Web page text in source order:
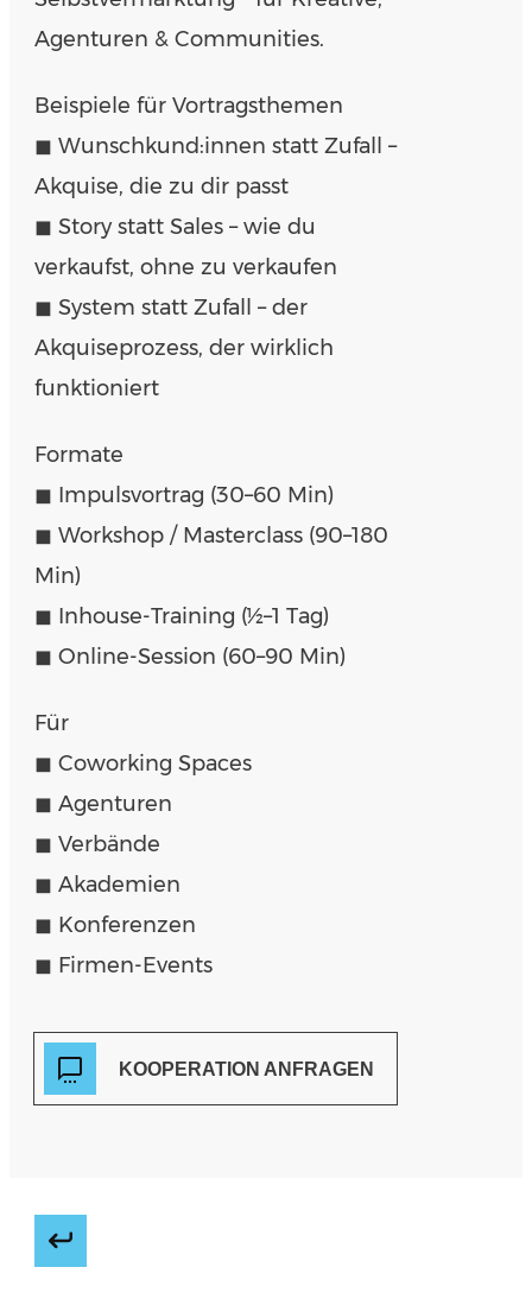
Agenturen & Communities.
Beispiele für Vortragsthemen
◼︎ Wunschkund:innen statt Zufall –
Akquise, die zu dir passt
◼︎ Story statt Sales – wie du
verkaufst, ohne zu verkaufen
◼︎ System statt Zufall – der
Akquiseprozess, der wirklich
funktioniert
Formate
◼︎ Impulsvortrag (30–60 Min)
◼︎ Workshop / Masterclass (90–180
Min)
◼︎ Inhouse-Training (½–1 Tag)
◼︎ Online-Session (60–90 Min)
Für
◼︎ Coworking Spaces
◼︎ Agenturen
◼︎ Verbände
◼︎ Akademien
◼︎ Konferenzen
◼︎ Firmen-Events
KOOPERATION ANFRAGEN